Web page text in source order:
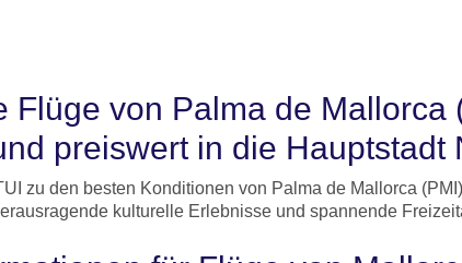
Flüge von Palma de
preiswert in die Hauptstadt
zu den besten Konditionen von Palma de Mallorca
kulturelle Erlebnisse und spannende